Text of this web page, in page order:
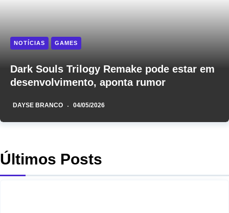
NOTÍCIAS GAMES
Dark Souls Trilogy Remake pode estar em
desenvolvimento, aponta rumor
DAYSE BRANCO 04/05/2026
Últimos Posts